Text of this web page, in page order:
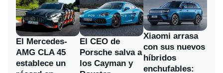
El Mercedes-
AMG CLA 45
establece un
El CEO de
Porsche salva a
los Cayman y
Xiaomi arrasa
con sus nuevos
híbridos
enchufables: